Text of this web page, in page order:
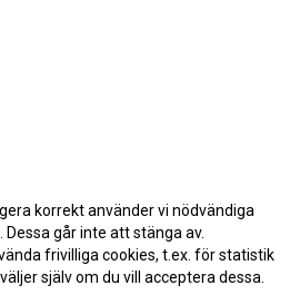
korrekt använder vi nödvändiga
går inte att stänga av.
frivilliga cookies, t.ex. för statistik
själv om du vill acceptera dessa.